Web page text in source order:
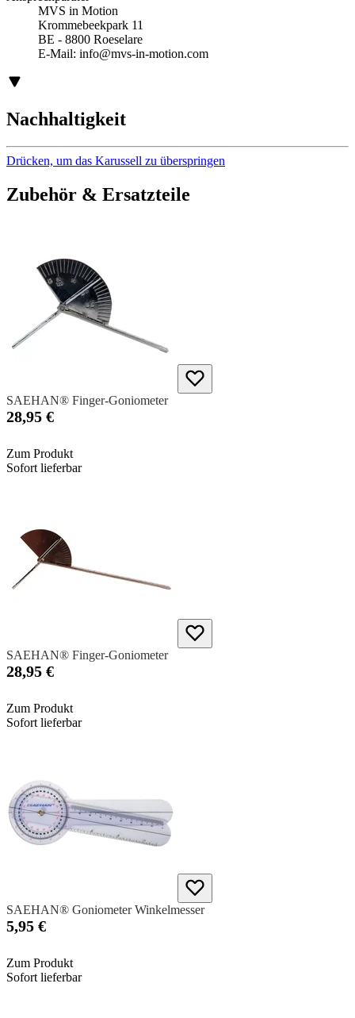
MVS in Motion
Krommebeekpark 11
BE - 8800 Roeselare
E-Mail: info@mvs-in-motion.com
Nachhaltigkeit
Drücken, um das Karussell zu überspringen
Zubehör & Ersatzteile
SAEHAN® Finger-Goniometer
28,95 €
Zum Produkt
Sofort lieferbar
SAEHAN® Finger-Goniometer
28,95 €
Zum Produkt
Sofort lieferbar
SAEHAN® Goniometer Winkelmesser
5,95 €
Zum Produkt
Sofort lieferbar